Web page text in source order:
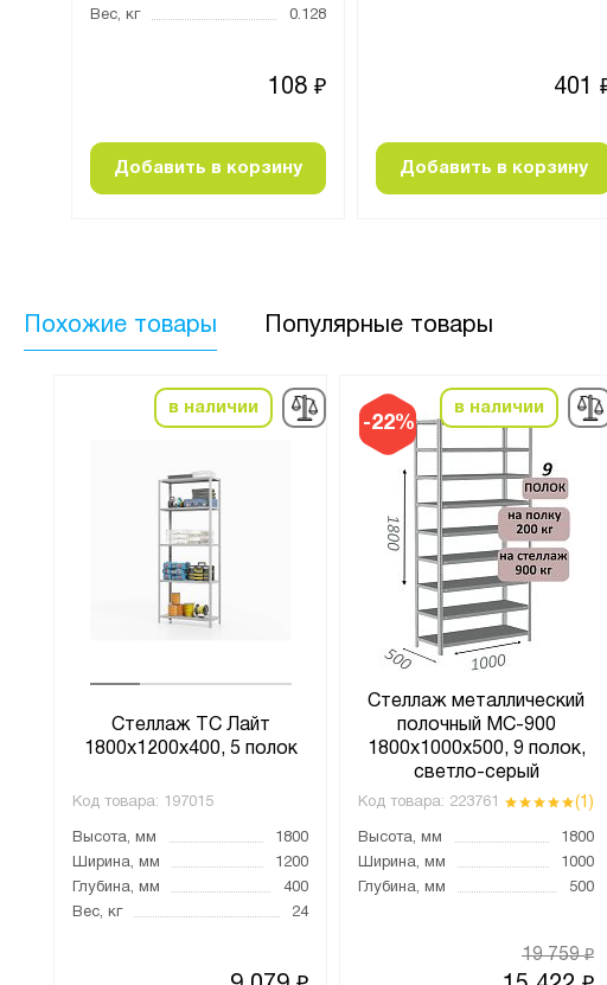
Вес, кг
0.128
108 ₽
Добавить в корзину
401
Добавить в корзину
Похожие товары Популярные товары
в наличии
Стеллаж ТС Лайт
1800х1200х400, 5 полок
Код товара: 197015
Высота, мм
1800
Ширина, мм
1200
Глубина, мм
400
Вес, кг
24
-22%
в наличии
Стеллаж металлический
полочный МС-900
1800х1000х500, 9 полок,
светло-серый
Код товара: 223761 (1)
Высота, мм
1800
Ширина, мм
1000
Глубина, мм
500
19 759₽